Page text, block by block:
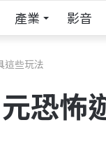
產業 影音
這些玩法
恐怖